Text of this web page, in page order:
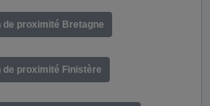
proximité Bretagne
proximité Finistère